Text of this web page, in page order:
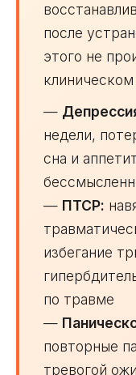
после
этого не
—
недели,
сна и
— ПТСР:
избегание
по травме
—
повторные
тревогой